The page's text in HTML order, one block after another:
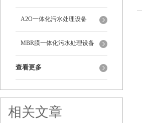
A2O一体化污水处理设备
MBR膜一体化污水处理设备
查看更多
相关文章